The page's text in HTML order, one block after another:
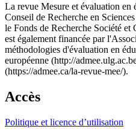
La revue Mesure et évaluation en
Conseil de Recherche en
le Fonds de Recherche Société
est également financée par
méthodologies d'évaluation en
européenne (http://
(https://admee.ca/la-revue-mee/).
Accès
Politique et licence d’utilisation